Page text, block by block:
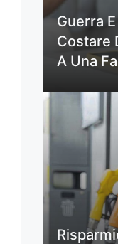
Guerra
Costare
A Una